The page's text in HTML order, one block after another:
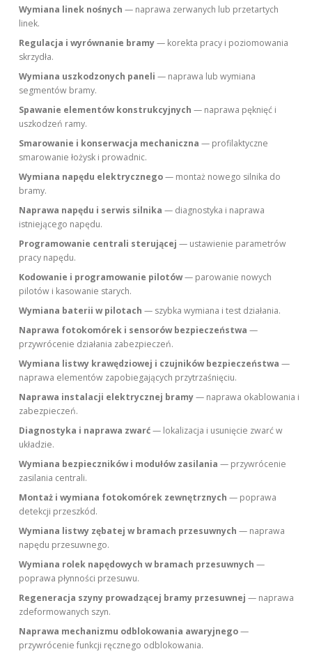
Wymiana linek nośnych — naprawa zerwanych lub przetartych
linek.
Regulacja i wyrównanie bramy— korekta pracy i poziomowania
skrzydła.
Wymiana uszkodzonych paneli — naprawa lub wymiana
segmentów bramy.
Spawanie elementów konstrukcyjnych — naprawa pęknięć i
uszkodzeń ramy.
Smarowanie i konserwacja mechaniczna — profilaktyczne
smarowanie łożysk i prowadnic.
Wymiana napędu elektrycznego— montaż nowego silnika do
bramy.
Naprawa napędu i serwis silnika — diagnostyka i naprawa
istniejącego napędu.
Programowanie centrali sterującej — ustawienie parametrów
pracy napędu.
Kodowanie i programowanie pilotów— parowanie nowych
pilotów i kasowanie starych.
Wymiana baterii w pilotach — szybka wymiana i test działania.
Naprawa fotokomórek i sensorów bezpieczeństwa —
przywrócenie działania zabezpieczeń.
Wymiana listwy krawędziowej i czujników bezpieczeństwa —
naprawa elementów zapobiegających przytrzaśnięciu.
Naprawa instalacji elektrycznej bramy— naprawa okablowania i
zabezpieczeń.
Diagnostyka i naprawa zwarć— lokalizacja i usunięcie zwarć w
układzie.
Wymiana bezpieczników i modułów zasilania — przywrócenie
zasilania centrali.
Montaż i wymiana fotokomórek zewnętrznych — poprawa
detekcji przeszkód.
Wymiana listwy zębatej w bramach przesuwnych — naprawa
napędu przesuwnego.
Wymiana rolek napędowych w bramach przesuwnych —
poprawa płynności przesuwu.
Regeneracja szyny prowadzącej bramy przesuwnej — naprawa
zdeformowanych szyn.
Naprawa mechanizmu odblokowania awaryjnego—
przywrócenie funkcji ręcznego odblokowania.